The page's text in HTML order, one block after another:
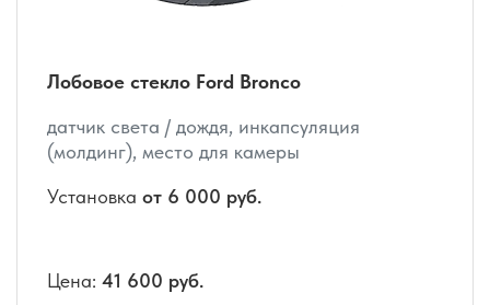
Лобовое стекло Ford Bronco
датчик света / дождя, инкапсуляция
(молдинг), место для камеры
Установка от 6 000 руб.
Цена: 41 600 руб.